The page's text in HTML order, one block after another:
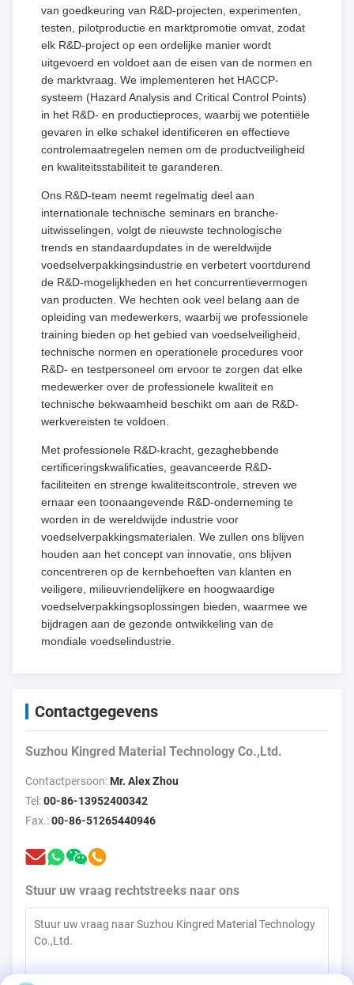
van goedkeuring van R&D-projecten, experimenten,
testen, pilotproductie en marktpromotie omvat, zodat
elk R&D-project op een ordelijke manier wordt
uitgevoerd en voldoet aan de eisen van de normen en
de marktvraag. We implementeren het HACCP-
systeem (Hazard Analysis and Critical Control Points)
in het R&D- en productieproces, waarbij we potentiële
gevaren in elke schakel identificeren en effectieve
controlemaatregelen nemen om de productveiligheid
en kwaliteitsstabiliteit te garanderen.
Ons R&D-team neemt regelmatig deel aan
internationale technische seminars en branche-
uitwisselingen, volgt de nieuwste technologische
trends en standaardupdates in de wereldwijde
voedselverpakkingsindustrie en verbetert voortdurend
de R&D-mogelijkheden en het concurrentievermogen
van producten. We hechten ook veel belang aan de
opleiding van medewerkers, waarbij we professionele
training bieden op het gebied van voedselveiligheid,
technische normen en operationele procedures voor
R&D- en testpersoneel om ervoor te zorgen dat elke
medewerker over de professionele kwaliteit en
technische bekwaamheid beschikt om aan de R&D-
werkvereisten te voldoen.
Met professionele R&D-kracht, gezaghebbende
certificeringskwalificaties, geavanceerde R&D-
faciliteiten en strenge kwaliteitscontrole, streven we
ernaar een toonaangevende R&D-onderneming te
worden in de wereldwijde industrie voor
voedselverpakkingsmaterialen. We zullen ons blijven
houden aan het concept van innovatie, ons blijven
concentreren op de kernbehoeften van klanten en
veiligere, milieuvriendelijkere en hoogwaardige
voedselverpakkingsoplossingen bieden, waarmee we
bijdragen aan de gezonde ontwikkeling van de
mondiale voedselindustrie.
Contactgegevens
Suzhou Kingred Material Technology Co.,Ltd.
Contactpersoon: Mr. Alex Zhou
Tel:00-86-13952400342
Fax.:00-86-51265440946
Stuur uw vraag rechtstreeks naar ons